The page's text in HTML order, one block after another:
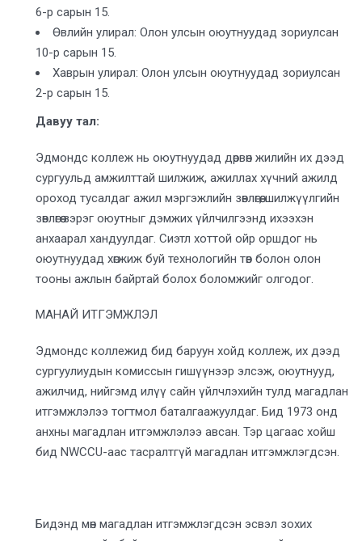
6-р сарын 15.
Өвлийн улирал: Олон улсын оюутнуудад зориулсан
10-р сарын 15.
Хаврын улирал: Олон улсын оюутнуудад зориулсан
2-р сарын 15.
Давуу тал:
Эдмондс коллеж нь оюутнуудад дөрвөн жилийн их дээд
сургуульд амжилттай шилжиж, ажиллах хүчний ажилд
ороход тусалдаг ажил мэргэжлийн зөвлөгөө, шилжүүлгийн
зөвлөгөө зэрэг оюутныг дэмжих үйлчилгээнд ихээхэн
анхаарал хандуулдаг. Сиэтл хоттой ойр оршдог нь
оюутнуудад хөгжиж буй технологийн төв болон олон
тооны ажлын байртай болох боломжийг олгодог.
МАНАЙ ИТГЭМЖЛЭЛ
Эдмондс коллежид бид баруун хойд коллеж, их дээд
сургуулиудын комиссын гишүүнээр элсэж, оюутнууд,
ажилчид, нийгэмд илүү сайн үйлчлэхийн тулд магадлан
итгэмжлэлээ тогтмол баталгаажуулдаг. Бид 1973 онд
анхны магадлан итгэмжлэлээ авсан. Тэр цагаас хойш
бид NWCCU-аас тасралтгүй магадлан итгэмжлэгдсэн.
Бидэнд мөн магадлан итгэмжлэгдсэн эсвэл зохих